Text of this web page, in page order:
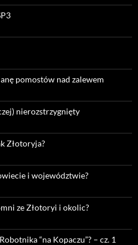
pomostów nad zalewem
nierozstrzygnięty
Złotoryja?
i województwie?
ze Złotoryi i okolic?
“na Kopaczu”? – cz. 1